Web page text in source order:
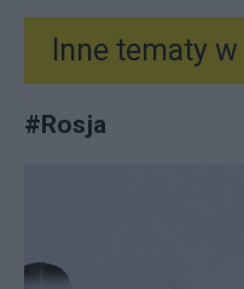
Inne tematy
#Rosja